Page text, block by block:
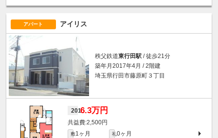
アパート アイリス
秩父鉄道東行田駅 / 徒歩21分
築年月2017年4月 / 2階建
埼玉県行田市藤原町３丁目
2016.3万円
2,500円
敷1ヶ月 礼0ヶ月